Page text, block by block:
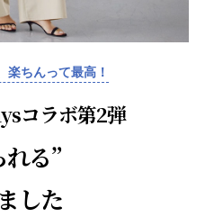
楽ちんって最高！
コラボ第2弾
る”
した